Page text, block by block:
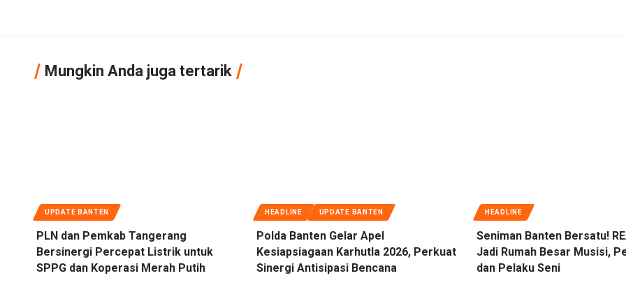
Mungkin Anda juga tertarik
UPDATE BANTEN
PLN dan Pemkab Tangerang
Bersinergi Percepat Listrik untuk
SPPG dan Koperasi Merah Putih
HEADLINE UPDATE BANTEN
Polda Banten Gelar Apel
Kesiapsiagaan Karhutla 2026, Perkuat
Sinergi Antisipasi Bencana
HEADLINE
Seniman Banten Bersatu!
Jadi Rumah Besar Musisi,
dan Pelaku Seni